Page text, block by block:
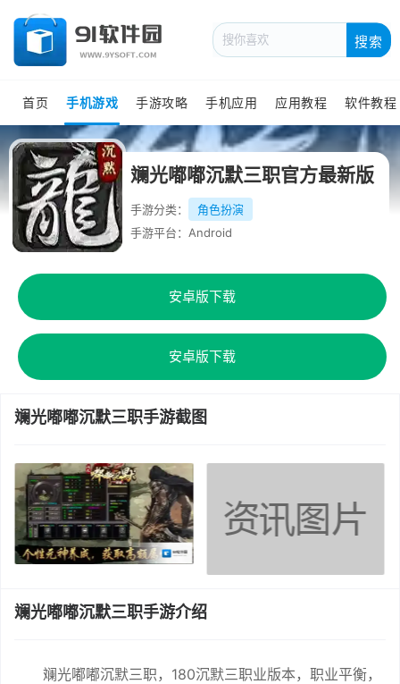
搜索
首页 手机游戏 手游攻略 手机应用 应用教程 软件教程
斓光嘟嘟沉默三职官方最新版
手游分类：
角色扮演
手游平台：Android
安卓版下载
安卓版下载
斓光嘟嘟沉默三职手游截图
斓光嘟嘟沉默三职手游介绍
斓光嘟嘟沉默三职，180沉默三职业版本，职业平衡，